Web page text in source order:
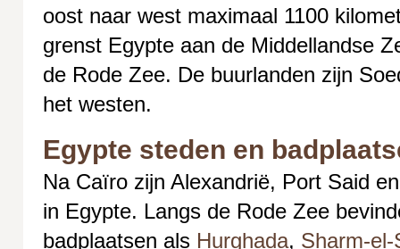
oost naar west maximaal 1100
grenst Egypte aan de Middellandse
de Rode Zee. De buurlanden zijn
het westen.
Egypte steden en
Na Caïro zijn Alexandrië, Port Said
in Egypte. Langs de Rode Zee
badplaatsen als Hurghada, Sharm-el-